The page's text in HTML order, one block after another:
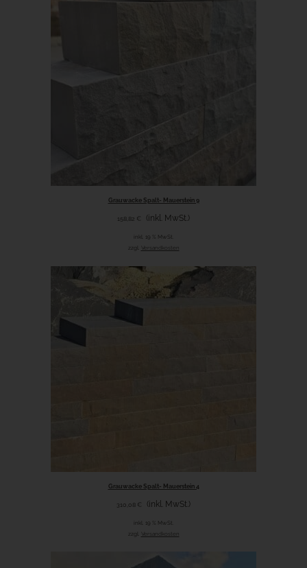
Grauwacke Spalt- Mauerstein 9
158,82 € (inkl. MwSt.)
inkl. 19 % MwSt.
zzgl. Versandkosten
Grauwacke Spalt- Mauerstein 4
310,08 € (inkl. MwSt.)
inkl. 19 % MwSt.
zzgl.
Versandkosten